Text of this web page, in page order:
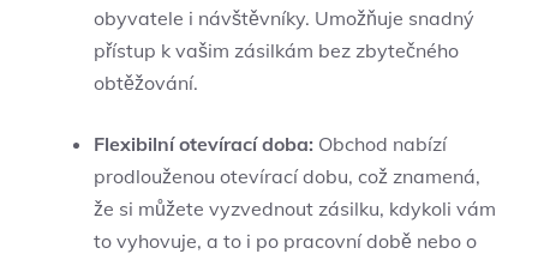
obyvatele i návštěvníky. Umožňuje snadný
přístup k vašim zásilkám bez zbytečného
obtěžování.
Flexibilní otevírací doba: Obchod nabízí
prodlouženou otevírací dobu, což znamená,
že si můžete vyzvednout zásilku, kdykoli vám
to vyhovuje, a to i po pracovní době nebo o